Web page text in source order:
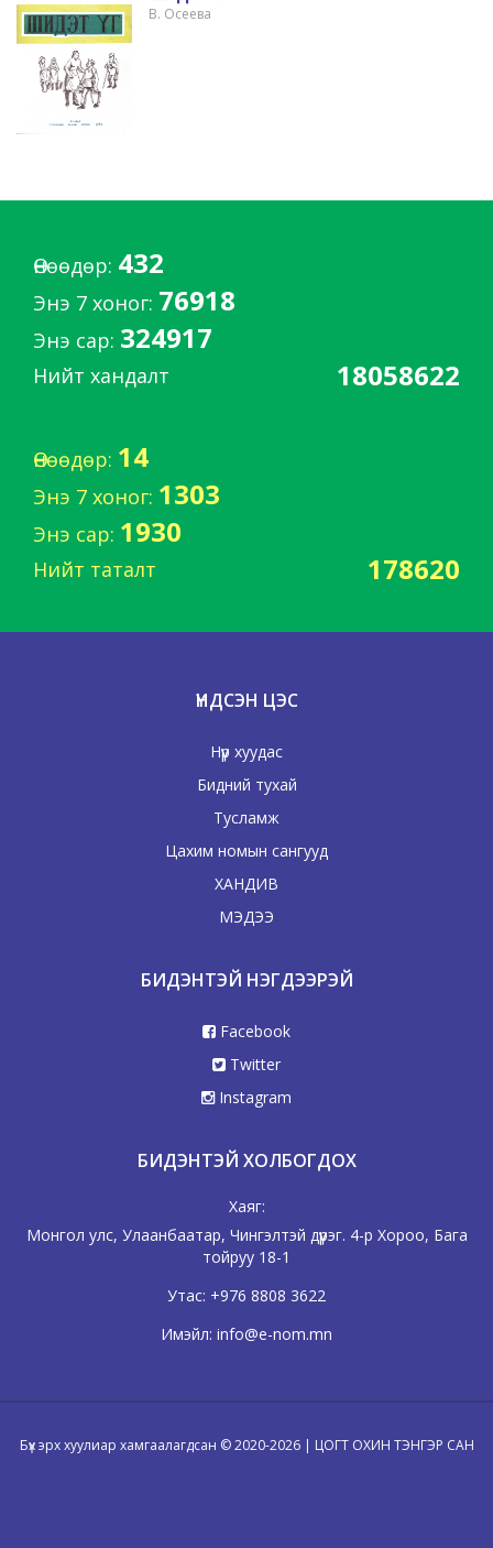
В. Осеева
Өнөөдөр: 432
Энэ 7 хоног: 76918
Энэ сар: 324917
Нийт хандалт 18058622
Өнөөдөр: 14
Энэ 7 хоног: 1303
Энэ сар: 1930
Нийт таталт 178620
ҮНДСЭН ЦЭС
Нүүр хуудас
Бидний тухай
Тусламж
Цахим номын сангууд
ХАНДИВ
МЭДЭЭ
БИДЭНТЭЙ НЭГДЭЭРЭЙ
Facebook
Twitter
Instagram
БИДЭНТЭЙ ХОЛБОГДОХ
Хаяг:
Монгол улс, Улаанбаатар, Чингэлтэй дүүрэг. 4-р Хороо, Бага
тойруу 18-1
Утас: +976 8808 3622
Имэйл: info@e-nom.mn
Бүх эрх хуулиар хамгаалагдсан © 2020-2026 | ЦОГТ ОХИН ТЭНГЭР САН